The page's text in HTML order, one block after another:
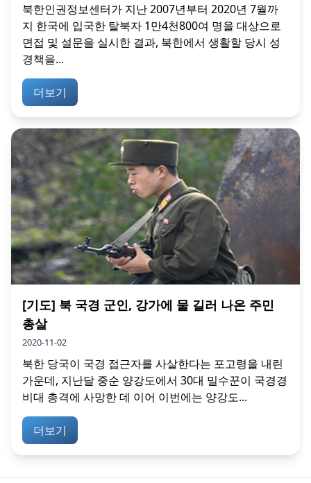
북한인권정보센터가 지난 2007년부터 2020년 7월까
지 한국에 입국한 탈북자 1만4천800여 명을 대상으로
면접 및 설문을 실시한 결과, 북한에서 생활할 당시 성
경책을...
더보기
[기도] 북 국경 군인, 강가에 물 길러 나온 주민
총살
2020-11-02
북한 당국이 국경 접근자를 사살한다는 포고령을 내린
가운데, 지난달 중순 양강도에서 30대 밀수꾼이 국경경
비대 총격에 사망한 데 이어 이번에는 양강도...
더보기